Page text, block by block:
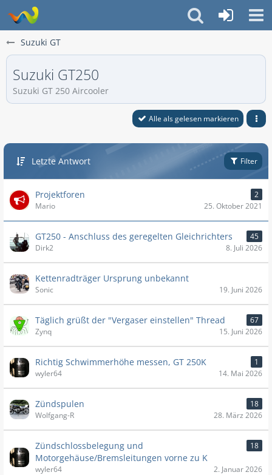
Suzuki GT
Suzuki GT250
Suzuki GT 250 Aircooler
Alle als gelesen markieren
Letzte Antwort Filter
Projektforen
2
Mario
25. Oktober 2021
GT250 - Anschluss des geregelten Gleichrichters
45
Dirk2
8. Juli 2026
Kettenradträger Ursprung unbekannt
Sonic 19. Juni 2026
Täglich grüßt der "Vergaser einstellen" Thread
67
Zynq
15. Juni 2026
Richtig Schwimmerhöhe messen, GT 250K
1
wyler64
14. Mai 2026
Zündspulen
18
Wolfgang-R
28. März 2026
Zündschlossbelegung und
Motorgehäuse/Bremsleitungen vorne zu K
18
wyler64 2. Januar 2026